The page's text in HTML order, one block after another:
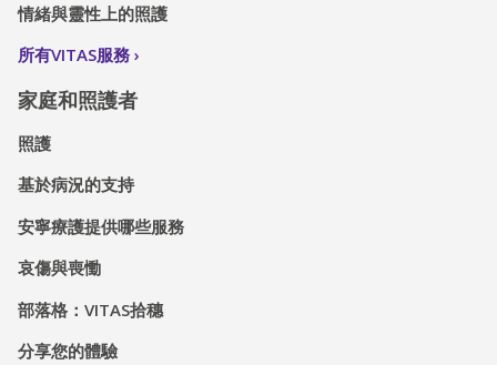
情緒與靈性上的照護
所有VITAS服務
家庭和照護者
照護
基於病況的支持
安寧療護提供哪些服務
哀傷與喪慟
部落格：VITAS拾穗
分享您的體驗